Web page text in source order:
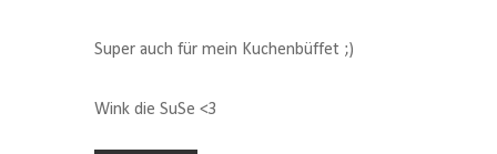
Super auch für mein Kuchenbüffet ;)
Wink die SuSe <3